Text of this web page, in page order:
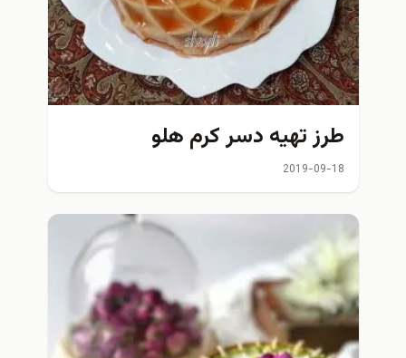
طرز تهیه دسر کرم هلو
2019-09-18